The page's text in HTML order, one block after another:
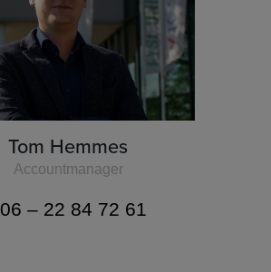
Tom Hemmes
Accountmanager
06 – 22 84 72 61